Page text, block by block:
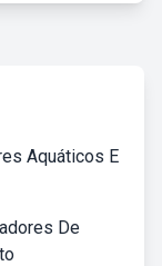
Aquáticos E
De